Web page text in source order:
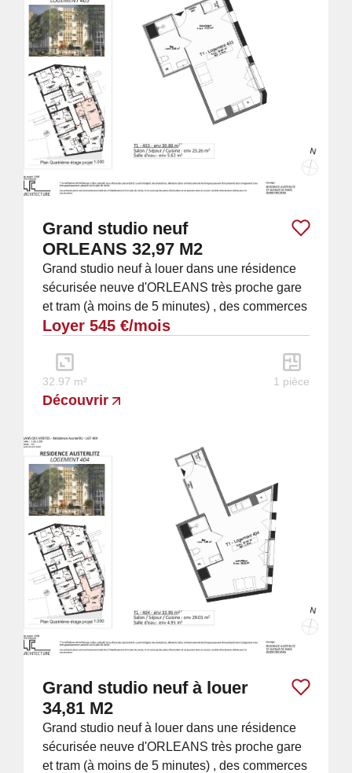
Grand studio neuf
ORLEANS 32,97 M2
Grand studio neuf à louer dans une résidence
sécurisée neuve d'ORLEANS très proche gare
et tram (à moins de 5 minutes) , des commerces
et du centre ville (étage 2/5 par...
Loyer 545 €/mois
32.97 m² 1 pièce
Découvrir
Grand studio neuf à louer
34,81 M2
Grand studio neuf à louer dans une résidence
sécurisée neuve d'ORLEANS très proche gare
et tram (à moins de 5 minutes) , des commerces